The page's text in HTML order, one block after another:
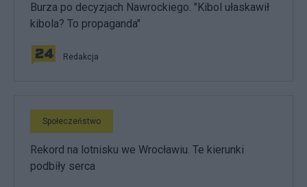
Burza po decyzjach Nawrockiego. "Kibol ułaskawił
kibola? To propaganda"
Redakcja
Społeczeństwo
Rekord na lotnisku we Wrocławiu. Te kierunki
podbiły serca